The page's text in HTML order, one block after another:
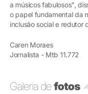
a músicos fabulosos",
o papel fundamental da
inclusão social e redutor
Caren Moraes
Jornalista - Mtb 11.772
Galeria defotos